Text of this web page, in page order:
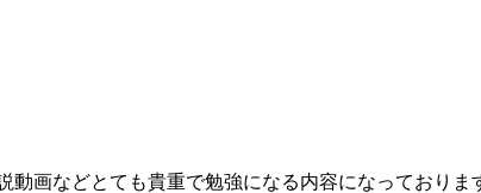
画などとても貴重で勉強になる内容になっておりま